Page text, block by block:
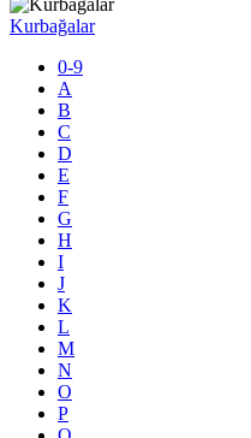
Kurbağalar
0-9
A
B
C
D
E
F
G
H
I
J
K
L
M
N
O
P